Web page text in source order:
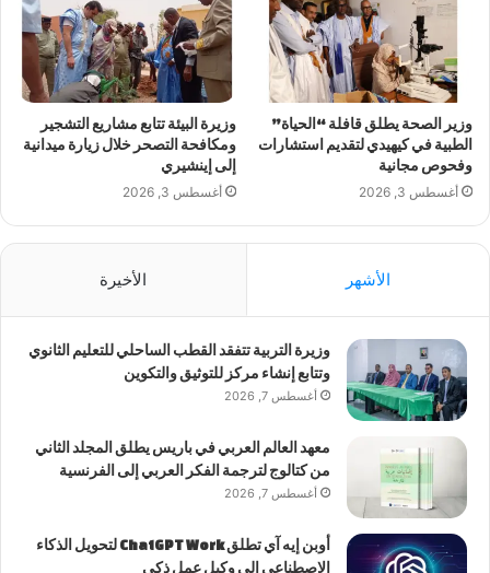
وزير الصحة يطلق قافلة “الحياة”
الطبية في كيهيدي لتقديم استشارات
وفحوص مجانية
أغسطس 3, 2026
وزيرة البيئة تتابع مشاريع التشجير
ومكافحة التصحر خلال زيارة ميدانية
إلى إينشيري
أغسطس 3, 2026
الأشهر الأخيرة
وزيرة التربية تتفقد القطب الساحلي للتعليم الثانوي
وتتابع إنشاء مركز للتوثيق والتكوين
أغسطس 7, 2026
معهد العالم العربي في باريس يطلق المجلد الثاني
من كتالوج لترجمة الفكر العربي إلى الفرنسية
أغسطس 7, 2026
أوبن إيه آي تطلق ChatGPT Work لتحويل الذكاء
الاصطناعي إلى وكيل عمل ذكي